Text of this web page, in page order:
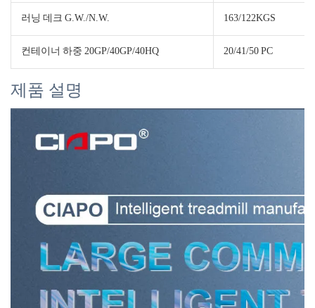
러닝 데크 G.W./N.W. 163/122KGS
컨테이너 하중 20GP/40GP/40HQ 20/41/50 PC
제품 설명